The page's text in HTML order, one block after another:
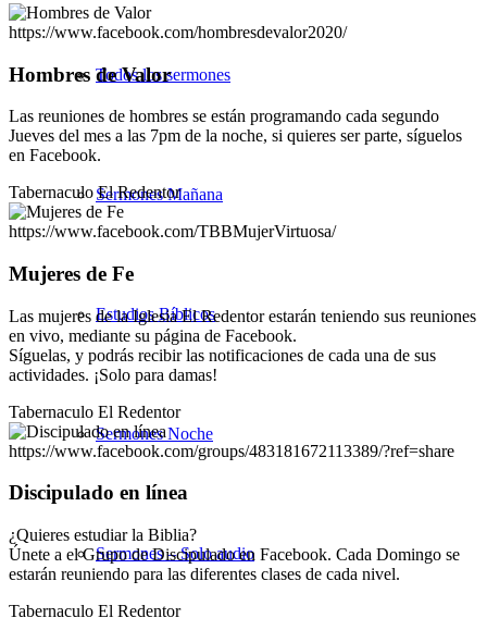
Todos los sermones
Sermones Mañana
Estudios Bíblicos
Sermones Noche
Sermones – Solo audio
https://www.facebook.com/hombresdevalor2020/
Hombres de Valor
Las reuniones de hombres se están programando cada segundo
Jueves del mes a las 7pm de la noche, si quieres ser parte, síguelos
en Facebook.
Tabernaculo El Redentor
https://www.facebook.com/TBBMujerVirtuosa/
Mujeres de Fe
Las mujeres de la Iglesia El Redentor estarán teniendo sus reuniones
en vivo, mediante su página de Facebook.
Síguelas, y podrás recibir las notificaciones de cada una de sus
actividades. ¡Solo para damas!
Tabernaculo El Redentor
https://www.facebook.com/groups/483181672113389/?ref=share
Discipulado en línea
¿Quieres estudiar la Biblia?
Únete a el Grupo de Discipulado en Facebook. Cada Domingo se
estarán reuniendo para las diferentes clases de cada nivel.
Tabernaculo El Redentor